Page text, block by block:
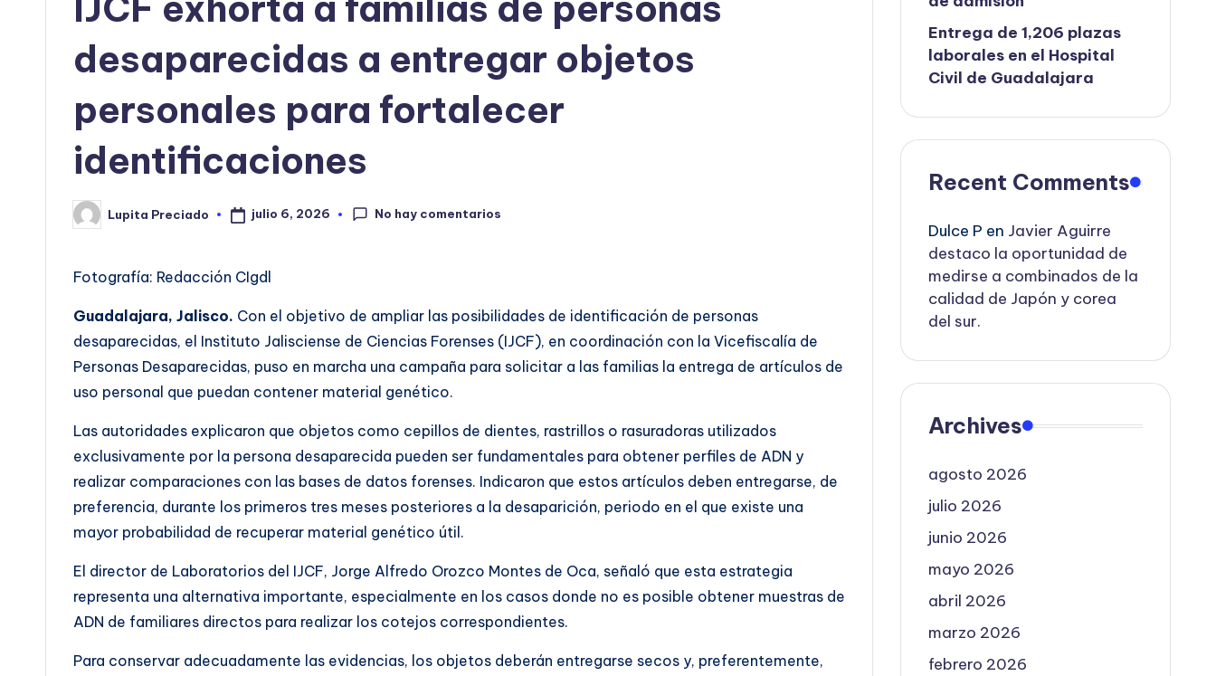
desaparecidas a entregar objetos
personales para fortalecer
identificaciones
Publicado
por
Lupita Preciado julio 6, 2026 No hay comentarios
Fotografía: Redacción CIgdl
Guadalajara, Jalisco. Con el objetivo de ampliar las posibilidades de identificación de personas
desaparecidas, el Instituto Jalisciense de Ciencias Forenses (IJCF), en coordinación con la Vicefiscalía de
Personas Desaparecidas, puso en marcha una campaña para solicitar a las familias la entrega de artículos de
uso personal que puedan contener material genético.
Las autoridades explicaron que objetos como cepillos de dientes, rastrillos o rasuradoras utilizados
exclusivamente por la persona desaparecida pueden ser fundamentales para obtener perfiles de ADN y
realizar comparaciones con las bases de datos forenses. Indicaron que estos artículos deben entregarse, de
preferencia, durante los primeros tres meses posteriores a la desaparición, periodo en el que existe una
mayor probabilidad de recuperar material genético útil.
El director de Laboratorios del IJCF, Jorge Alfredo Orozco Montes de Oca, señaló que esta estrategia
representa una alternativa importante, especialmente en los casos donde no es posible obtener muestras de
ADN de familiares directos para realizar los cotejos correspondientes.
Para conservar adecuadamente las evidencias, los objetos deberán entregarse secos y, preferentemente,
Entrega de 1,206 plazas
laborales en el Hospital
Civil de Guadalajara
Recent Comments
Dulce P en Javier Aguirre
destaco la oportunidad de
medirse a combinados de la
calidad de Japón y corea
del sur.
Archives
agosto 2026
julio 2026
junio 2026
mayo 2026
abril 2026
marzo 2026
febrero 2026